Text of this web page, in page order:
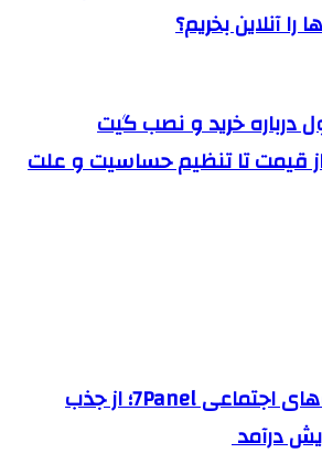
را آنلاین بخریم؟
درباره خرید و نصب گیت
قیمت تا تنظیم حساسیت و علت
خدمات شبکه‌های اجتماعی 7Panel؛ از جذب
درآمد